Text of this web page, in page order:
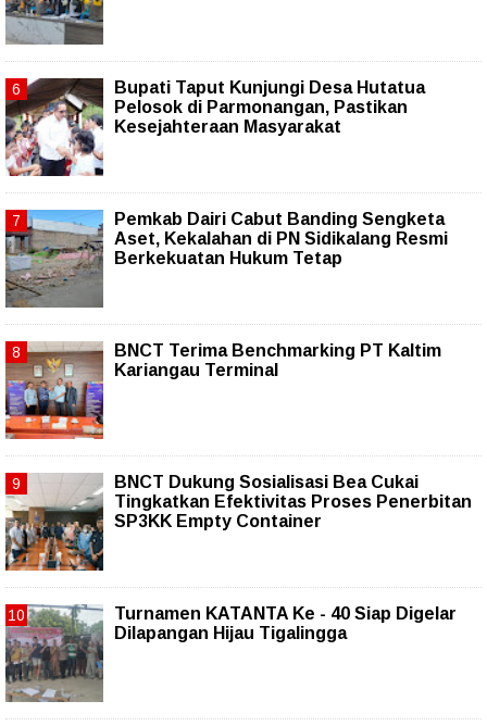
Bupati Taput Kunjungi Desa Hutatua
Pelosok di Parmonangan, Pastikan
Kesejahteraan Masyarakat
Pemkab Dairi Cabut Banding Sengketa
Aset, Kekalahan di PN Sidikalang Resmi
Berkekuatan Hukum Tetap
BNCT Terima Benchmarking PT Kaltim
Kariangau Terminal
BNCT Dukung Sosialisasi Bea Cukai
Tingkatkan Efektivitas Proses Penerbitan
SP3KK Empty Container
Turnamen KATANTA Ke - 40 Siap Digelar
Dilapangan Hijau Tigalingga